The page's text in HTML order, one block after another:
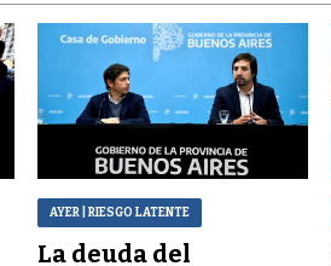
AYER | RIESGO LATENTE
La deuda del